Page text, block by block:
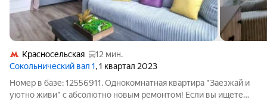
Красносельская
12 мин.
Сокольнический вал 1, 1 квартал 2023
Номер в базе: 12556911. Однокомнатная квартира "Заезжай и
уютно живи" с абсолютно новым ремонтом! Если вы ищете